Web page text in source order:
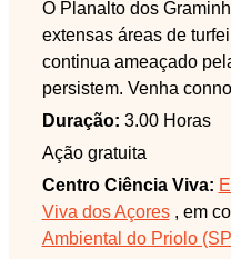
O Planalto dos
extensas áreas de
continua ameaçado
persistem. Venha
turfeiras, a sua
este habitat essencial
Duração: 3.00 Horas
Ação gratuita
Centro Ciência Viva:
Viva dos Açores, em
Ambiental do Priolo